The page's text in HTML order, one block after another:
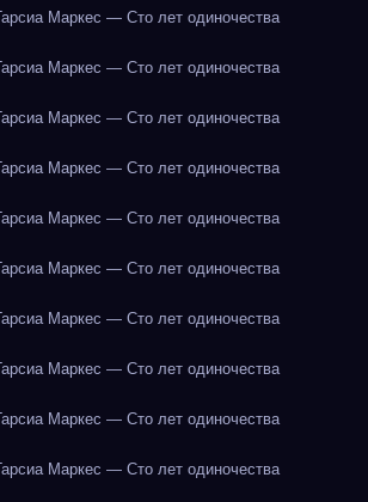
Маркес — Сто лет одиночества
Маркес — Сто лет одиночества
Маркес — Сто лет одиночества
Маркес — Сто лет одиночества
Маркес — Сто лет одиночества
Маркес — Сто лет одиночества
Маркес — Сто лет одиночества
Маркес — Сто лет одиночества
Маркес — Сто лет одиночества
Маркес — Сто лет одиночества